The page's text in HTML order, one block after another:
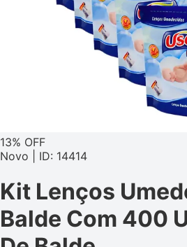
13% OFF
Novo | ID: 14414
Kit Lenços
Balde Com 400